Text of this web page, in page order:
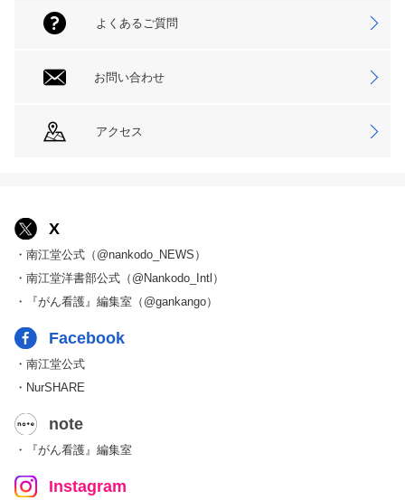
よくあるご質問
お問い合わせ
アクセス
X
・南江堂公式（@nankodo_NEWS）
・南江堂洋書部公式（@Nankodo_Intl）
・『がん看護』編集室（@gankango）
Facebook
・南江堂公式
・NurSHARE
note
・『がん看護』編集室
Instagram